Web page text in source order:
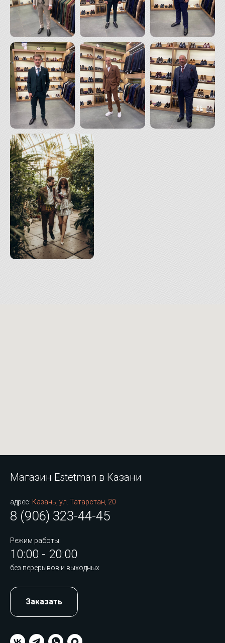
Магазин Estetman в Казани
адрес: Казань, ул. Татарстан, 20
8 (906) 323-44-45
Режим работы:
10:00 - 20:00
без перерывов и выходных
Заказать